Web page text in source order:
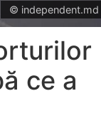
© independent.md
ce a